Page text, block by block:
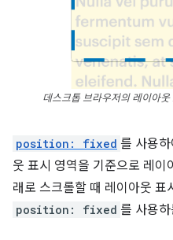
데스크톱 브라우저의 레이아
position: fixed 를 사용
웃 표시 영역을 기준으로 레
래로 스크롤할 때 레이아웃
position: fixed 를 사용